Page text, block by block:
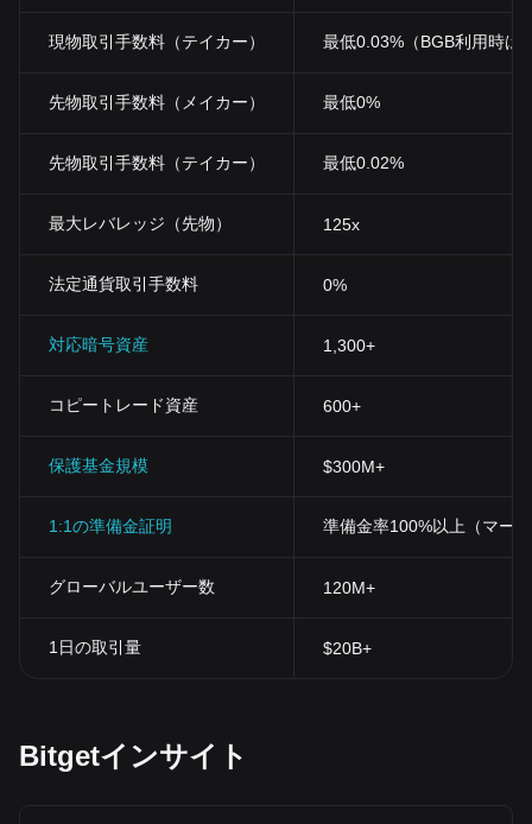
現物取引手数料（テイカー） 最低0.03%（BGB利用時は
先物取引手数料（メイカー） 最低0%
先物取引手数料（テイカー） 最低0.02%
最大レバレッジ（先物） 125x
法定通貨取引手数料 0%
対応暗号資産 1,300+
コピートレード資産 600+
保護基金規模 $300M+
1:1の準備金証明 準備金率100%以上（マー
グローバルユーザー数 120M+
1日の取引量 $20B+
Bitgetインサイト